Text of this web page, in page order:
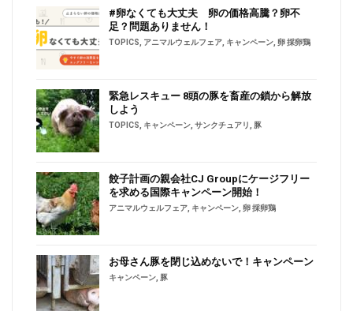
#卵なくても大丈夫 卵の価格高騰？卵不
足？問題ありません！
TOPICS アニマルウェルフェア キャンペーン 卵 採卵鶏
緊急レスキュー 8頭の豚を畜産の鎖から解放
しよう
TOPICS キャンペーン サンクチュアリ 豚
餃子計画の親会社CJ Groupにケージフリー
を求める国際キャンペーン開始！
アニマルウェルフェア キャンペーン 卵 採卵鶏
お母さん豚を閉じ込めないで！キャンペーン
キャンペーン 豚